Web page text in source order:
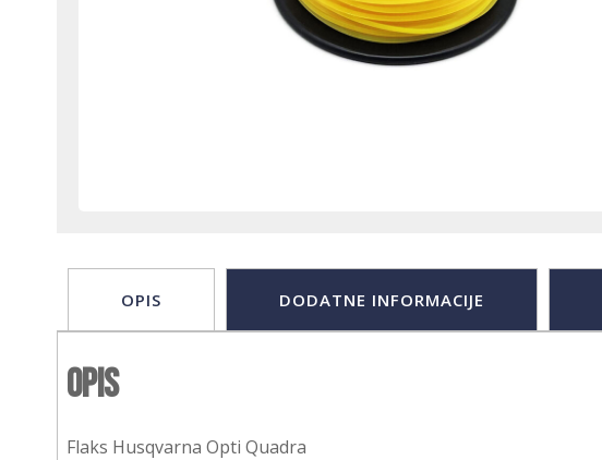
OPIS DODATNE INFORMACIJE
Opis
Flaks Husqvarna Opti Quadra